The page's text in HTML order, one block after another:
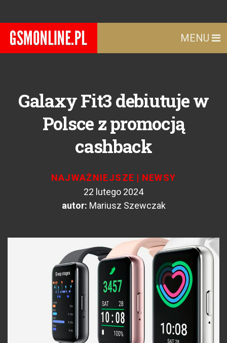
MENU
Galaxy Fit3 debiutuje w
Polsce z promocją
cashback
NAJWAŻNIEJSZE | NEWSY
22 lutego 2024
autor: Mariusz Szewczak